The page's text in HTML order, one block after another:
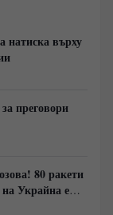
натиска върху
преговори
80 ракети
Украйна е